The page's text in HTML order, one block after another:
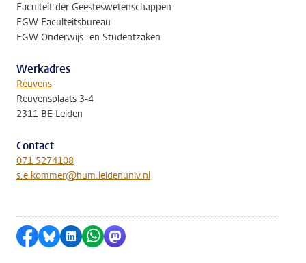
Faculteit der Geesteswetenschappen
FGW Faculteitsbureau
FGW Onderwijs- en Studentzaken
Werkadres
Reuvens
Reuvensplaats 3-4
2311 BE Leiden
Contact
071 5274108
s.e.kommer@hum.leidenuniv.nl
Delen op Facebook
Delen via Bluesky
Delen op LinkedIn
Delen via WhatsApp
Delen via Mastodon